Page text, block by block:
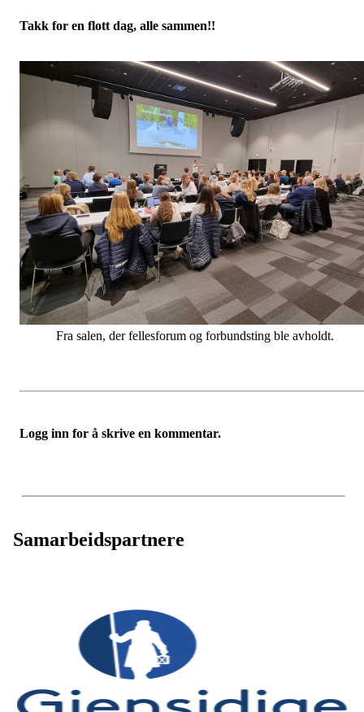
Takk for en flott dag, alle sammen!!
Fra salen, der fellesforum og forbundsting ble avholdt.
Logg inn for å skrive en kommentar.
Samarbeidspartnere